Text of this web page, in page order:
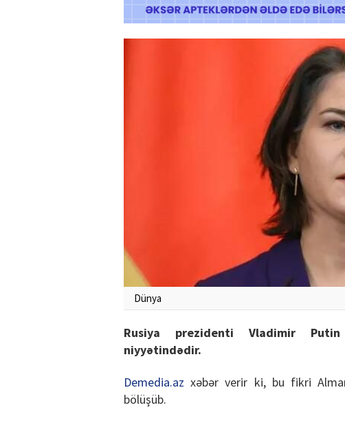
Dünya
Rusiya prezidenti Vladimir Putin
niyyətindədir.
Demedia.az xəbər verir ki, bu fikri
bölüşüb.